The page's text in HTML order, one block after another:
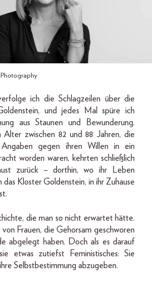
ich die Schlagzeilen über die
und jedes Mal spüre ich
aus Staunen und Bewunderung.
Alter zwischen 82 und 88 Jahren, die
gegen ihren Willen in ein
worden waren, kehrten schließlich
zurück – dorthin, wo ihr Leben
das Kloster Goldenstein, in ihr Zuhause
die man so nicht erwartet hätte.
Frauen, die Gehorsam geschworen
abgelegt haben. Doch als es darauf
etwas zutiefst Feministisches: Sie
Selbstbestimmung abzugeben.